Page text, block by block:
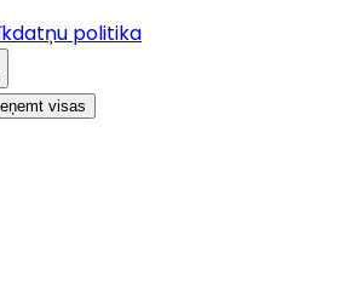
politika
visas